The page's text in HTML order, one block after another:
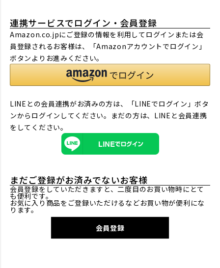
連携サービスでログイン・会員登録
Amazon.co.jpにご登録の情報を利用してログインまたは会
員登録されるお客様は、「Amazonアカウントでログイン」
ボタンよりお進みください。
LINEとの会員連携がお済みの方は、「LINEでログイン」ボタ
ンからログインしてください。まだの方は、 LINEと会員連携
をしてください。
まだご登録がお済みでないお客様
会員登録をしていただきますと、二度目のお買い物時にとて
も便利です。
お気に入り商品をご登録いただけるなどお買い物が便利にな
ります。
会員登録